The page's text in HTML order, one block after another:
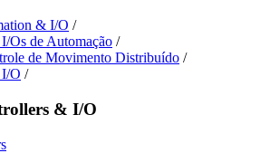
& I/O /
Os de Automação /
de Movimento Distribuído /
O /
& I/O